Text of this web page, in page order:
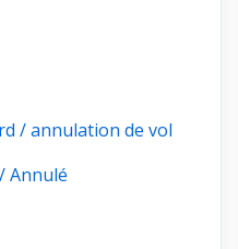
/ annulation de vol
Annulé